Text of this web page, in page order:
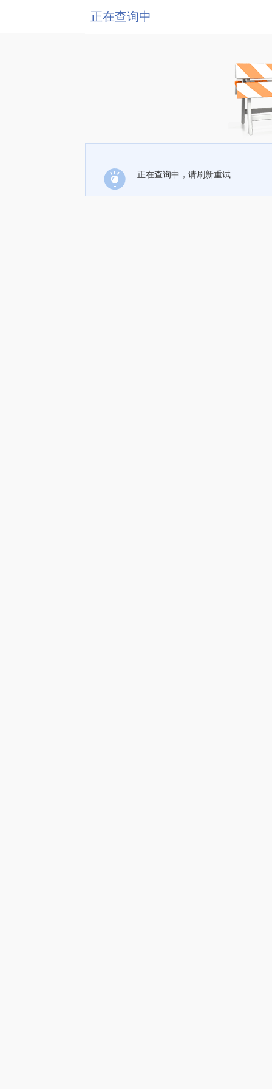
正在查询中
正在查询中，请刷新重试